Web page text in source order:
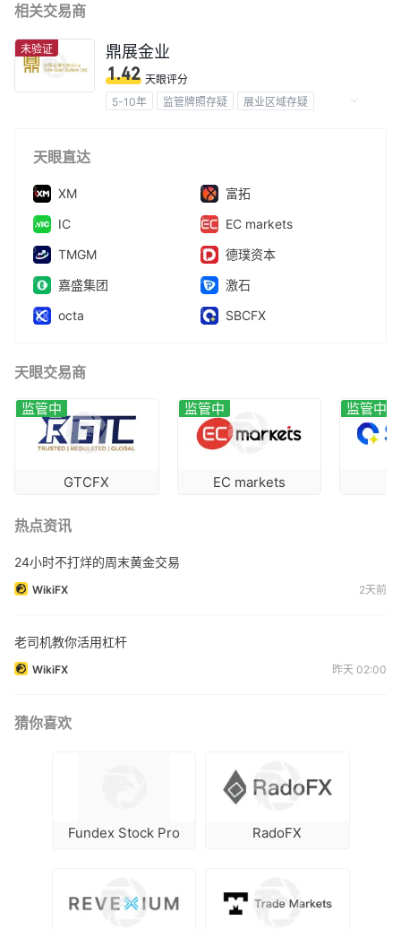
相关交易商
未验证 鼎展金业
1.42 天眼评分
5-10年
监管牌照存疑
展业区域存疑
天眼直达
XM
富拓
IC
EC markets
TMGM
德璞资本
嘉盛集团
激石
octa
SBCFX
天眼交易商
GTCFX
监管中
EC markets
监管中 监管中
热点资讯
24小时不打烊的周末黄金交易
WikiFX 2天前
老司机教你活用杠杆
WikiFX 昨天 02:00
猜你喜欢
Fundex Stock Pro RadoFX